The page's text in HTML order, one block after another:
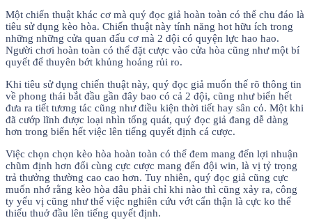
Một chiến thuật khác cơ mà quý đọc giả hoàn toàn có thể chu đáo là
tiêu sử dụng kèo hòa. Chiến thuật này tính năng hot hữu ích trong
những những cửa quan đấu cơ mà 2 đội có quyện lực hao hao.
Người chơi hoàn toàn có thể đặt cược vào cửa hòa cũng như một bí
quyết để thuyên bớt khủng hoảng rủi ro.
Khi tiêu sử dụng chiến thuật này, quý đọc giả muốn thế rõ thông tin
về phong thái bắt đầu gần đây bao có cả 2 đội, cũng như biển hết
đưa ra tiết tương tác cũng như điều kiện thời tiết hay sân cỏ. Một khi
đã cướp lĩnh được loại nhìn tổng quát, quý đọc giả đang dễ dàng
hơn trong biển hết việc lên tiếng quyết định cá cược.
Việc chọn chọn kèo hòa hoàn toàn có thể đem mang đến lợi nhuận
chũm định hơn đối cùng cực cược mang đến đội win, là vị tỷ trọng
trả thưởng thường cao cao hơn. Tuy nhiên, quý đọc giả cũng cực
muốn nhớ rằng kèo hòa đâu phải chỉ khi nào thì cũng xảy ra, công
ty yếu vị cũng như thế việc nghiên cứu vớt cẩn thận là cực ko thể
thiếu thuở đầu lên tiếng quyết định.